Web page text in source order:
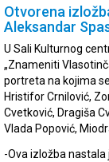
Otvorena
Aleksandar
U Sali Kulturnog
„Znameniti
portreta na kojima
Hristifor Crnilović,
Cvetković, Dragiša
Vlada Popović,
-Ova izložba